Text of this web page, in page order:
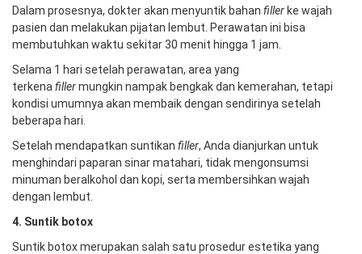
Dalam prosesnya, dokter akan menyuntik bahan filler ke wajah
pasien dan melakukan pijatan lembut. Perawatan ini bisa
membutuhkan waktu sekitar 30 menit hingga 1 jam.
Selama 1 hari setelah perawatan, area yang
terkena fillermungkin nampak bengkak dan kemerahan, tetapi
kondisi umumnya akan membaik dengan sendirinya setelah
beberapa hari.
Setelah mendapatkan suntikan filler, Anda dianjurkan untuk
menghindari paparan sinar matahari, tidak mengonsumsi
minuman beralkohol dan kopi, serta membersihkan wajah
dengan lembut.
4. Suntik botox
Suntik botox merupakan salah satu prosedur estetika yang